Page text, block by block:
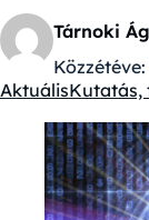
Tárnoki
Közzétéve:
Kategóriák:
AktuálisKutatás,